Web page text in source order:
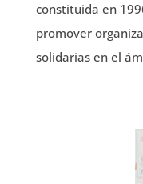
constituida en
promover
solidarias en el